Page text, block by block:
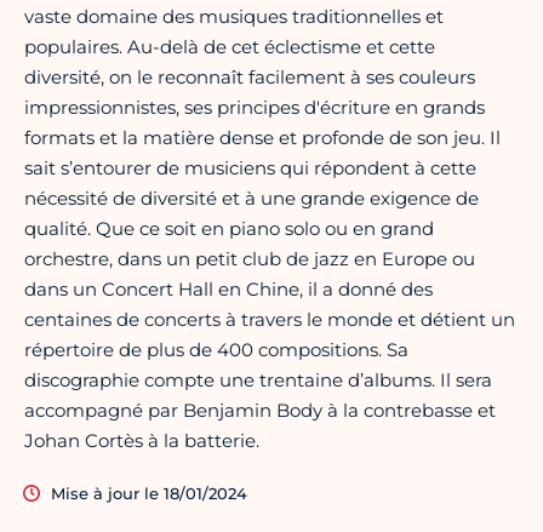
vaste domaine des musiques traditionnelles et
populaires. Au-delà de cet éclectisme et cette
diversité, on le reconnaît facilement à ses couleurs
impressionnistes, ses principes d'écriture en grands
formats et la matière dense et profonde de son jeu. Il
sait s’entourer de musiciens qui répondent à cette
nécessité de diversité et à une grande exigence de
qualité. Que ce soit en piano solo ou en grand
orchestre, dans un petit club de jazz en Europe ou
dans un Concert Hall en Chine, il a donné des
centaines de concerts à travers le monde et détient un
répertoire de plus de 400 compositions. Sa
discographie compte une trentaine d’albums. Il sera
accompagné par Benjamin Body à la contrebasse et
Johan Cortès à la batterie.
Mise à jour le 18/01/2024